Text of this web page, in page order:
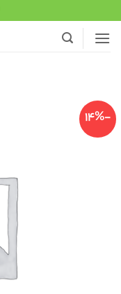
to
content
-14%